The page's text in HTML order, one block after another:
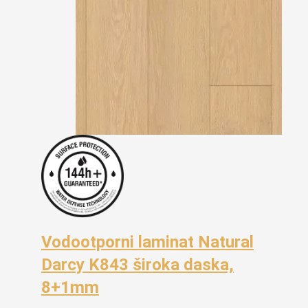
Vodootporni laminat Natural
Darcy K843 široka daska,
8+1mm